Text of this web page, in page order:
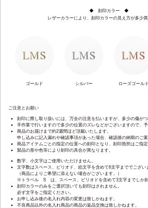
◆ 刻印カラー ◆
レザーカラーにより、刻印カラーの見え方が多少異
ゴールド シルバー ローズゴールド
ご注意とお願い
刻印に際し取り扱いには、万全の注意を払いますが、多少の傷がつ
手作業で行いますので多少の位置のズレなどがございますので、
商品のお届けまで約2週間ほど頂戴いたします。
申し込みに記入漏れや確認事項があった場合、確認後の納期のご案
商品アイテムごとの指定の位置への刻印となり、刻印箇所はご指定
製品の形や色等により刻印の具合が異なります。
数字、小文字はご使用いただけません。
文字数はスペース、ピリオド、絵文字を含めて6文字まででござい
（商品によりご希望に添えない場合がございます。）
※トラベル S は、スペース、ピリオドを含めて3文字までしか刻
刻印カラーのみをご選択頂いても刻印はされません。
必ず文字をご指定ください。
お申し込み後の名入れ内容の変更は致しかねます。
不良商品以外の名入れ商品の商品の返品交換は致しかねます。